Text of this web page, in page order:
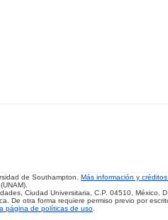
de Southampton. Más información y
Ciudad Universitaria, C.P. 04510, México,
De otra forma requiere permiso previo por
página de políticas de uso